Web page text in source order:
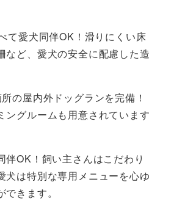
て愛犬同伴OK！滑りにくい床
など、愛犬の安全に配慮した造
の屋内外ドッグランを完備！
ングルームも用意されています
伴OK！飼い主さんはこだわり
犬は特別な専用メニューを心ゆ
きます。